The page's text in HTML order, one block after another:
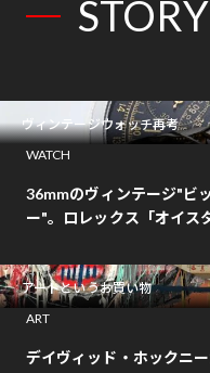
STORY
ヴィンテージウォッチ再考
WATCH
36mmのヴィンテージ"ビ
ー"。ロレックス「オイス
アートというお買い物
ART
デイヴィッド・ホックニ